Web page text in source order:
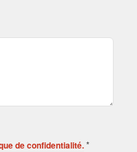
de confidentialité.*